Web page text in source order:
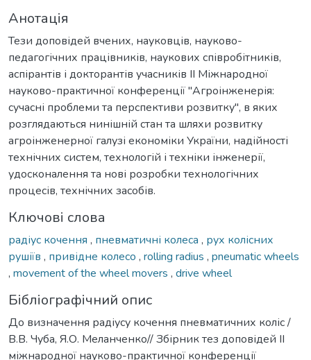
Анотація
Тези доповідей вчених, науковців, науково-
педагогічних працівників, наукових співробітників,
аспірантів і докторантів учасників ІІ Міжнародної
науково-практичної конференції "Агроінженерія:
сучасні проблеми та перспективи розвитку", в яких
розглядаються нинішній стан та шляхи розвитку
агроінженерної галузі економіки України, надійності
технічних систем, технологій і техніки інженерії,
удосконалення та нові розробки технологічних
процесів, технічних засобів.
Ключові слова
радіус кочення , пневматичні колеса , рух колісних
рушіїв , привідне колесо , rolling radius , pneumatic wheels
, movement of the wheel movers , drive wheel
Бібліографічний опис
До визначення радіусу кочення пневматичних коліс /
В.В. Чуба, Я.О. Меланченко// Збірник тез доповідей ІІ
міжнародної науково-практичної конференції